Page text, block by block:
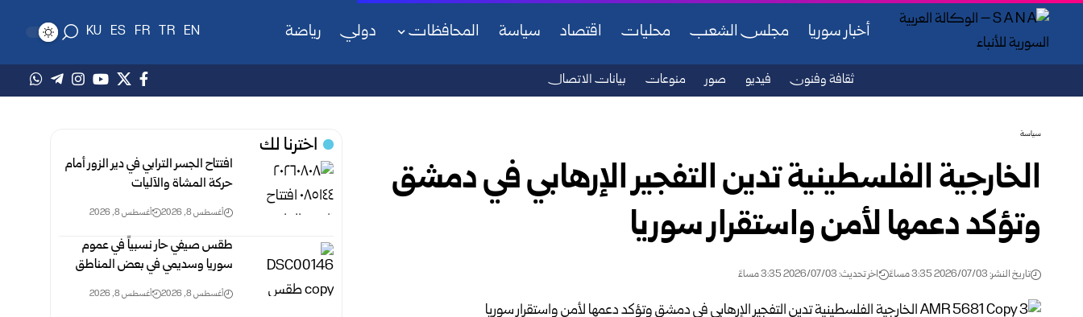
أخبار سوريا مجلس الشعب محليات اقتصاد سياسة المحافظات دولي رياضة EN
TR
FR
ES
KU
ثقافة وفنون فيديو صور منوعات بيانات الاتصال
سياسة
الخارجية الفلسطينية تدين التفجير الإرهابي في دمشق
وتؤكد دعمها لأمن واستقرار سوريا
تاريخ النشر: 2026/07/03 3:35 مساءً اخر تحديث: 2026/07/03 3:35 مساءً
اخترنا لك
افتتاح الجسر الترابي في دير الزور أمام
حركة المشاة والآليات
أغسطس 8, 2026 أغسطس 8, 2026
طقس صيفي حار نسبياً في عموم
سوريا وسديمي في بعض ‏المناطق‎ ‎
أغسطس 8, 2026 أغسطس 8, 2026